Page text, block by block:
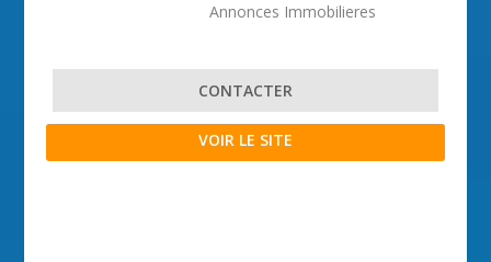
Annonces Immobilieres
CONTACTER
VOIR LE SITE